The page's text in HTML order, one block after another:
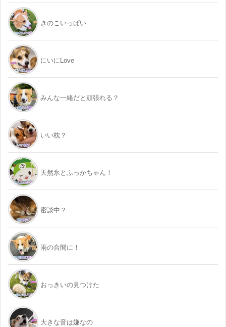
きのこいっぱい
にいにLove
みんな一緒だと頑張れる？
いい枕？
天然氷とふっかちゃん！
密談中？
雨の合間に！
おっきいの見つけた
大きな音は嫌なの